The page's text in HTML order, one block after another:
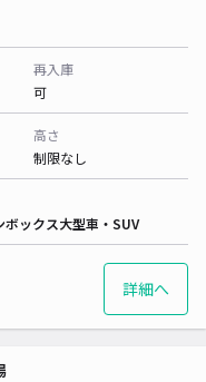
再入庫
可
高さ
制限なし
ボックス大型車・SUV
詳細へ